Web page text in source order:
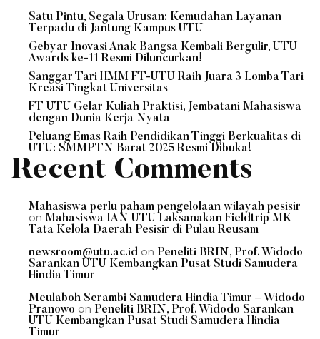
Satu Pintu, Segala Urusan: Kemudahan Layanan
Terpadu di Jantung Kampus UTU
Gebyar Inovasi Anak Bangsa Kembali Bergulir, UTU
Awards ke-11 Resmi Diluncurkan!
Sanggar Tari HMM FT-UTU Raih Juara 3 Lomba Tari
Kreasi Tingkat Universitas
FT UTU Gelar Kuliah Praktisi, Jembatani Mahasiswa
dengan Dunia Kerja Nyata
Peluang Emas Raih Pendidikan Tinggi Berkualitas di
UTU: SMMPTN Barat 2025 Resmi Dibuka!
Recent Comments
Mahasiswa perlu paham pengelolaan wilayah pesisir
on Mahasiswa IAN UTU Laksanakan Fieldtrip MK
Tata Kelola Daerah Pesisir di Pulau Reusam
newsroom@utu.ac.id on Peneliti BRIN, Prof. Widodo
Sarankan UTU Kembangkan Pusat Studi Samudera
Hindia Timur
Meulaboh Serambi Samudera Hindia Timur – Widodo
Pranowo on Peneliti BRIN, Prof. Widodo Sarankan
UTU Kembangkan Pusat Studi Samudera Hindia
Timur